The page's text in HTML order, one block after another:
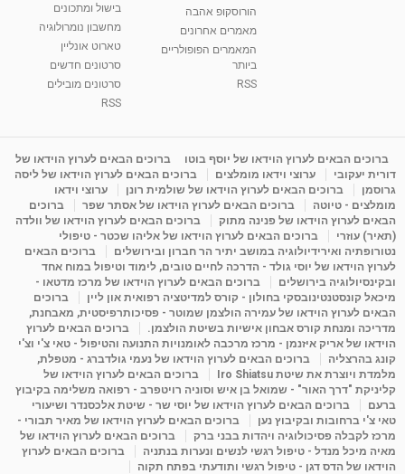
05:37
סודות בתאריך הלידה, משמעות חודש הלידה -
ינואר זינה ליבשיץ נומרולוגית
ליסה גרוסמן - המרכז לאימון התנהגותי - קשב
09:12
מדיטציה בדמיון מודרך - היכרות עם האני הפנימי
מאת admin 11 שנים 3,649 צפיות
פנינה מתוק - מרכז "נתיב הלב" בהרצליה-
מדיטציה-התחדשות
Shahar-vod
הורוסקופ אהבה
מאמרים אחרונים
המאמרים הפופולריים
ביותר
RSS
בישול ומתכונים
מחשבון נומרולוגיה
טארוט אונליין
סרטונים חדשים
סרטונים מובילים
RSS
ברוכים הבאים לערוץ הוידאו של יוסף בוטו
ברוכים הבאים לערוץ הוידאו של
דורית יעקובי
ערוצי וידאו מומלצים
ברוכים הבאים לערוץ הוידאו של ליסה
גרוסמן
ברוכים הבאים לערוץ הוידאו של שולמית רונן
ערוצי וידאו
מומלצים - טיוטה
ברוכים הבאים לערוץ הוידאו של אסתר שפר
ברוכים
הבאים לערוץ הוידאו של פנינה מתוק
ברוכים הבאים לערוץ הוידאו של וולדה
(תאיר) עוזרי
ברוכים הבאים לערוץ הוידאו של אליהו שכטר - טיפולי
נטורופתיה ואירידיולוגיה במושב יתיר הר חברון ובירושלים
ברוכים הבאים
לערוץ הוידאו של יוסי גולד - הדרכה לחיים טובים, לימוד וטיפול במוח אחד
ובקינסיולוגיה בירושלים
ברוכים הבאים לערוץ הוידאו של מרכז מדטאו -
מיכאל קונסטנטינובסקי בחולון - קורס למדיטציה רפואית און ליין
ברוכים
הבאים לערוץ הוידאו של עמירה הולצמן שמוטר - פסיכותרפיסטית, מאבחנת,
מדריכה ומנחת קורס אבחון אישיות בשיטת הולצמן.
ברוכים הבאים לערוץ
הוידאו של אריק איזנמן - מרכז מרכבה לאומנויות התנועה והטיפול - טאי צ'י וצ'י
קונג בהרצליה
ברוכים הבאים לערוץ הוידאו של נעמי גולדברג - מטפלת,
מלמדת ויוצרת את שיטת Iro Shiatsu
ברוכים הבאים לערוץ הוידאו של
קליניקת "דרך האור" - שמואל בן איש וסוניה רויטפרב - רפואה משלימה בקיבוץ
ברעם
ברוכים הבאים לערוץ הוידאו של יוסי שר - שיטת אלכסנדר ושיעורי
טאי צ'י ברחובות ובקיבוץ נען
ברוכים הבאים לערוץ הוידאו של מאיר תבורי -
מרכז לקבלה פסיכולוגיה ויהדות בבני ברק
ברוכים הבאים לערוץ הוידאו של
מאיה מיכל מנדל - טיפול רגשי לנשים ונערות בנתניה
ברוכים הבאים לערוץ
הוידאו של הדס דגן - טיפול רגשי ותודעתי בפתח תקוה